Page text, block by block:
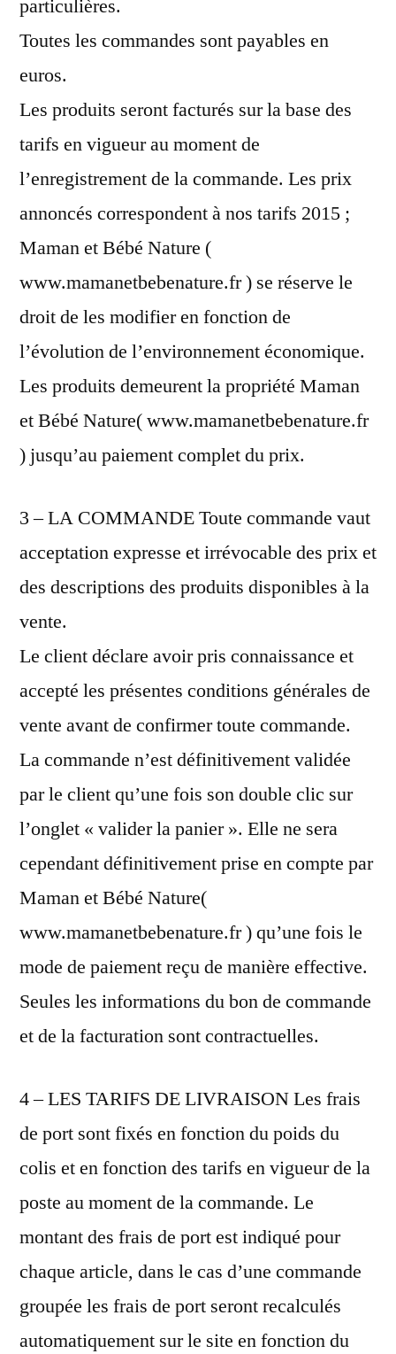
particulières.
Toutes les commandes sont payables en
euros.
Les produits seront facturés sur la base des
tarifs en vigueur au moment de
l’enregistrement de la commande. Les prix
annoncés correspondent à nos tarifs 2015 ;
Maman et Bébé Nature (
www.mamanetbebenature.fr ) se réserve le
droit de les modifier en fonction de
l’évolution de l’environnement économique.
Les produits demeurent la propriété Maman
et Bébé Nature( www.mamanetbebenature.fr
) jusqu’au paiement complet du prix.
3 – LA COMMANDE Toute commande vaut
acceptation expresse et irrévocable des prix et
des descriptions des produits disponibles à la
vente.
Le client déclare avoir pris connaissance et
accepté les présentes conditions générales de
vente avant de confirmer toute commande.
La commande n’est définitivement validée
par le client qu’une fois son double clic sur
l’onglet « valider la panier ». Elle ne sera
cependant définitivement prise en compte par
Maman et Bébé Nature(
www.mamanetbebenature.fr ) qu’une fois le
mode de paiement reçu de manière effective.
Seules les informations du bon de commande
et de la facturation sont contractuelles.
4 – LES TARIFS DE LIVRAISON Les frais
de port sont fixés en fonction du poids du
colis et en fonction des tarifs en vigueur de la
poste au moment de la commande. Le
montant des frais de port est indiqué pour
chaque article, dans le cas d’une commande
groupée les frais de port seront recalculés
automatiquement sur le site en fonction du